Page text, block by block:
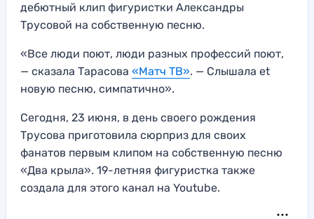
дебютный клип фигуристки Александры
Трусовой на собственную песню.
«Все люди поют, люди разных профессий поют,
— сказала Тарасова «Матч ТВ». — Слышала еt
новую песню, симпатично».
Сегодня, 23 июня, в день своего рождения
Трусова приготовила сюрприз для своих
фанатов первым клипом на собственную песню
«Два крыла». 19-летняя фигуристка также
создала для этого канал на Youtube.